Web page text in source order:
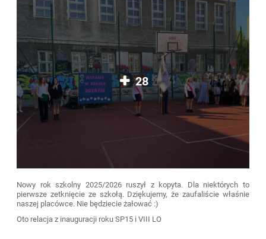
28
Nowy rok szkolny 2025/2026 ruszył z kopyta. Dla niektórych to
pierwsze zetknięcie ze szkołą. Dziękujemy, że zaufaliście właśnie
naszej placówce. Nie będziecie żałować :)
Oto relacja z inauguracji roku SP15 i VIII LO